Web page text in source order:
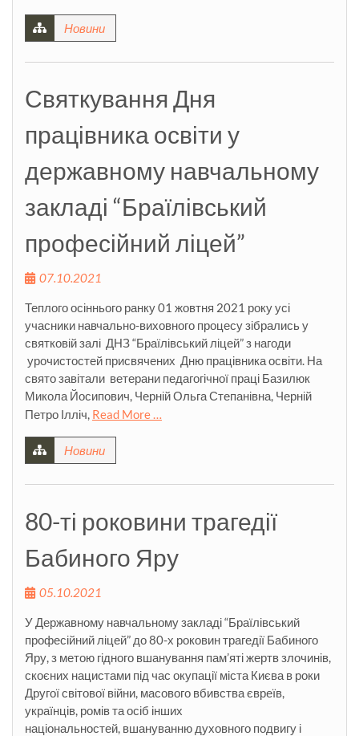
Новини
Святкування Дня
працівника освіти у
державному навчальному
закладі “Браїлівський
професійний ліцей”
07.10.2021
Теплого осіннього ранку 01 жовтня 2021 року усі
учасники навчально-виховного процесу зібрались у
святковій залі ДНЗ “Браїлівський ліцей” з нагоди
урочистостей присвячених Дню працівника освіти. На
свято завітали ветерани педагогічної праці Базилюк
Микола Йосипович, Черній Ольга Степанівна, Черній
Петро Ілліч, Read More …
Новини
80-ті роковини трагедії
Бабиного Яру
05.10.2021
У Державному навчальному закладі “Браїлівський
професійний ліцей” до 80-х роковин трагедії Бабиного
Яру, з метою гідного вшанування пам’яті жертв злочинів,
скоєних нацистами під час окупації міста Києва в роки
Другої світової війни, масового вбивства євреїв,
українців, ромів та осіб інших
національностей, вшануванню духовного подвигу і